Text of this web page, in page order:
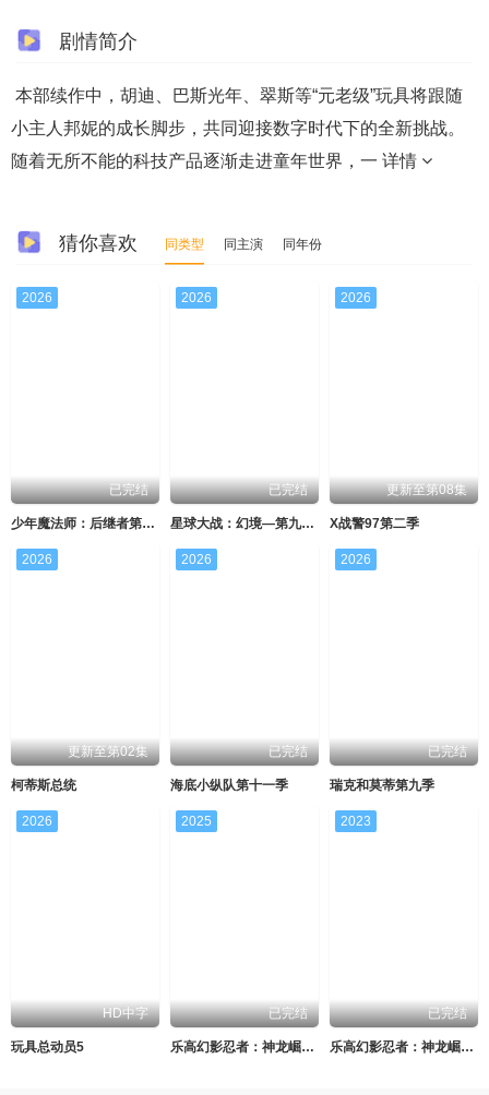
剧情简介
本部续作中，胡迪、巴斯光年、翠斯等“元老级”玩具将跟随
小主人邦妮的成长脚步，共同迎接数字时代下的全新挑战。
随着无所不能的科技产品逐渐走进童年世界，一 详情
猜你喜欢 同类型 同主演 同年份
2026
已完结
少年魔法师：后继者第三季
2026
已完结
星球大战：幻境—第九个绝地武士
2026
更新至第08集
X战警97第二季
2026
更新至第02集
柯蒂斯总统
2026
已完结
海底小纵队第十一季
2026
已完结
瑞克和莫蒂第九季
2026
HD中字
玩具总动员5
2025
已完结
乐高幻影忍者：神龙崛起第三季
2023
已完结
乐高幻影忍者：神龙崛起第二季